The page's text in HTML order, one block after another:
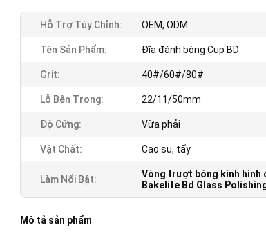
Hỗ Trợ Tùy Chỉnh: OEM, ODM
Tên Sản Phẩm: Đĩa đánh bóng Cup BD
Grit: 40#/60#/80#
Lỗ Bên Trong: 22/11/50mm
Độ Cứng: Vừa phải
Vật Chất: Cao su, tẩy
Làm Nổi Bật: Vòng trượt bóng kính hình
Bakelite Bd Glass
Mô tả sản phẩm